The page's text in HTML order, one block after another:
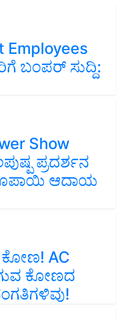
Employees
ಬಂಪರ್‌ ಸುದ್ದಿ:
Show
ಪ್ರದರ್ಶನ
ಆದಾಯ
AC
ಕೋಣದ